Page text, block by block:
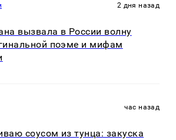
2 дня назад
вызвала в России волну
поэме и мифам
час назад
соусом из тунца: закуска